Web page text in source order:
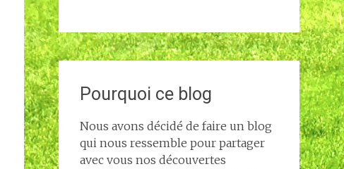
Pourquoi ce blog
Nous avons décidé de faire un blog
qui nous ressemble pour partager
avec vous nos découvertes